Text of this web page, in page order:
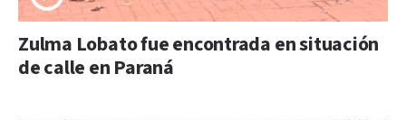
Zulma Lobato fue encontrada en situación
de calle en Paraná